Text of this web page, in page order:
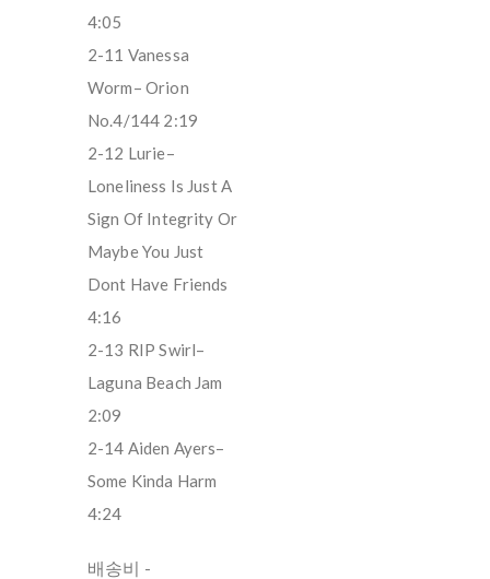
4:05
2-11 Vanessa
Worm– Orion
No.4/144 2:19
2-12 Lurie–
Loneliness Is Just A
Sign Of Integrity Or
Maybe You Just
Dont Have Friends
4:16
2-13 RIP Swirl–
Laguna Beach Jam
2:09
2-14 Aiden Ayers–
Some Kinda Harm
4:24
배송비 -